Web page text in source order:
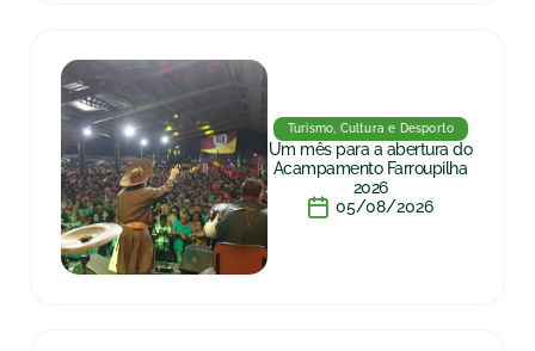
Turismo, Cultura e Desporto
Um mês para a abertura do
Acampamento Farroupilha
2026
05/08/2026